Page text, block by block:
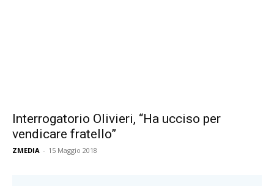
Interrogatorio Olivieri, “Ha ucciso per
vendicare fratello”
ZMEDIA - 15 Maggio 2018